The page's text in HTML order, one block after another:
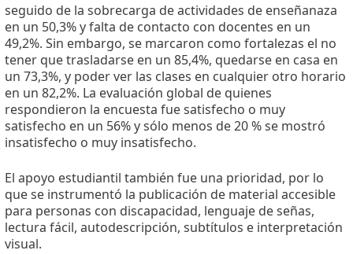
seguido de la sobrecarga de actividades de enseñanaza
en un 50,3% y falta de contacto con docentes en un
49,2%. Sin embargo, se marcaron como fortalezas el no
tener que trasladarse en un 85,4%, quedarse en casa en
un 73,3%, y poder ver las clases en cualquier otro horario
en un 82,2%. La evaluación global de quienes
respondieron la encuesta fue satisfecho o muy
satisfecho en un 56% y sólo menos de 20 % se mostró
insatisfecho o muy insatisfecho.
El apoyo estudiantil también fue una prioridad, por lo
que se instrumentó la publicación de material accesible
para personas con discapacidad, lenguaje de señas,
lectura fácil, autodescripción, subtítulos e interpretación
visual.